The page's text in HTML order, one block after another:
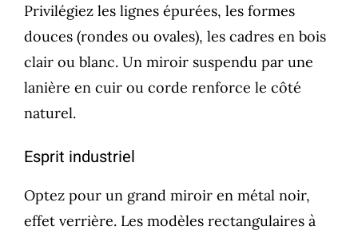
Privilégiez les lignes épurées, les formes
douces (rondes ou ovales), les cadres en bois
clair ou blanc. Un miroir suspendu par une
lanière en cuir ou corde renforce le côté
naturel.
Esprit industriel
Optez pour un grand miroir en métal noir,
effet verrière. Les modèles rectangulaires à